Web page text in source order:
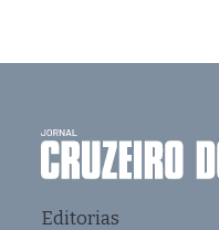
Editorias